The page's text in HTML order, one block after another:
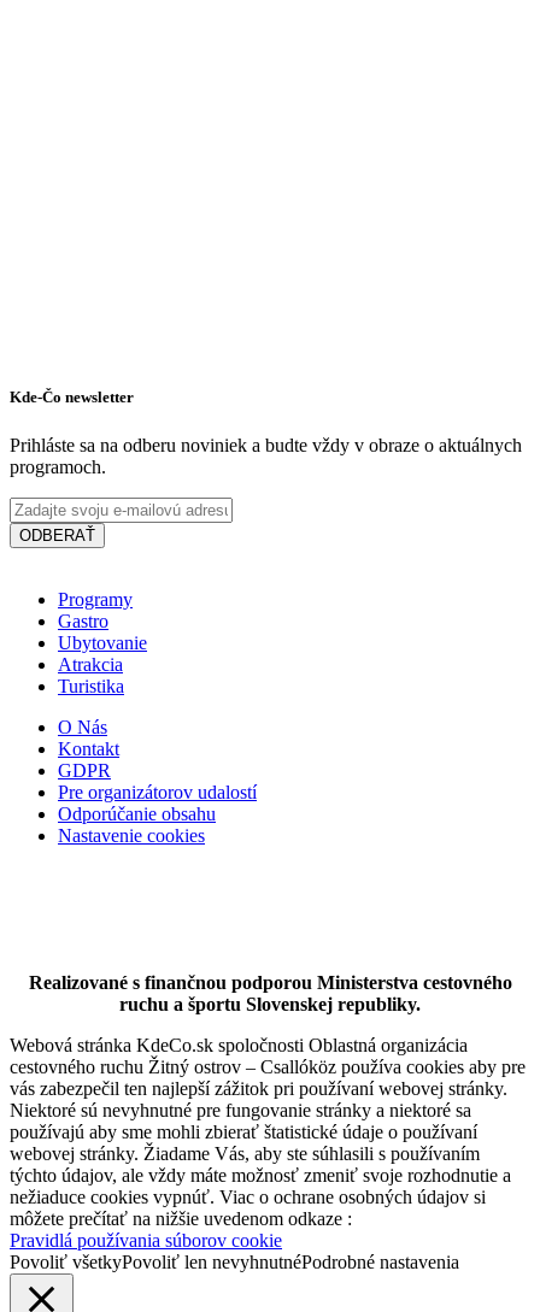
Hotel Thermalpark***
Kde-Čo newsletter
Prihláste sa na odberu noviniek a budte vždy v obraze o aktuálnych
programoch.
ODBERAŤ
Programy
Gastro
Ubytovanie
Atrakcia
Turistika
O Nás
Kontakt
GDPR
Pre organizátorov udalostí
Odporúčanie obsahu
Nastavenie cookies
Realizované s finančnou podporou Ministerstva cestovného
ruchu a športu Slovenskej republiky.
Webová stránka KdeCo.sk spoločnosti Oblastná organizácia
cestovného ruchu Žitný ostrov – Csallóköz používa cookies aby pre
vás zabezpečil ten najlepší zážitok pri používaní webovej stránky.
Niektoré sú nevyhnutné pre fungovanie stránky a niektoré sa
používajú aby sme mohli zbierať štatistické údaje o používaní
webovej stránky. Žiadame Vás, aby ste súhlasili s používaním
týchto údajov, ale vždy máte možnosť zmeniť svoje rozhodnutie a
nežiaduce cookies vypnúť. Viac o ochrane osobných údajov si
môžete prečítať na nižšie uvedenom odkaze :
Pravidlá používania súborov cookie
Povoliť všetkyPovoliť len nevyhnutnéPodrobné nastavenia